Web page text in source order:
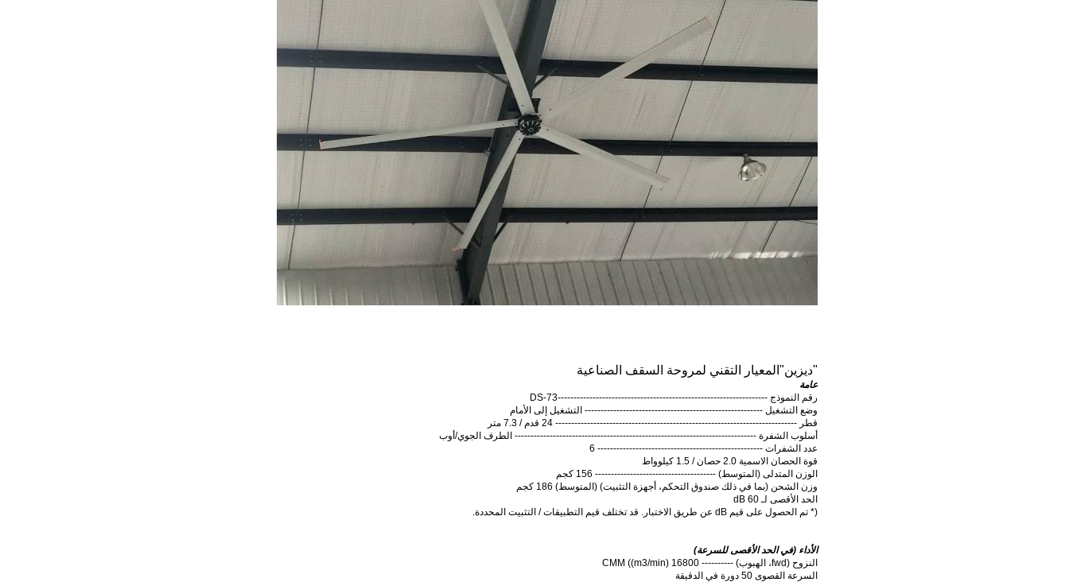
"ديزين" المعيار التقني لمروحة السقف الصناعية
عامة
رقم النموذج ------------------------------------------------------------------DS-73
وضع التشغيل -------------------------------------------------------- التشغيل إلى الأمام
قطر ---------------------------------------------------------------------------- 24 قدم / 7.3 متر
أسلوب الشفرة ---------------------------------------------------------------------------- الطرف الجوي/أوب
عدد الشفرات ---------------------------------------------------- 6
قوة الحصان الاسمية 2.0 حصان / 1.5 كيلوواط
الوزن المتدلى (المتوسط) -------------------------------------- 156 كجم
وزن الشحن (بما في ذلك صندوق التحكم، أجهزة التثبيت) (المتوسط) 186 كجم
الحد الأقصى لـ 60 dB
(* تم الحصول على قيم dB عن طريق الاختبار. قد تختلف قيم التطبيقات / التثبيت المحددة.
الأداء (في الحد الأقصى للسرعة)
النزوح (fwd، الهبوب) ---------- 16800 CMM ((m3/min)
السرعة القصوى 50 دورة في الدقيقة